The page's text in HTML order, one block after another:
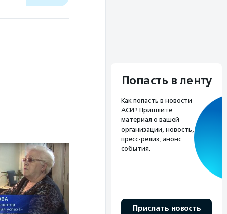
Попасть в ленту
Как попасть в новости
АСИ? Пришлите
материал о вашей
организации, новость,
пресс-релиз, анонс
события.
Прислать новость